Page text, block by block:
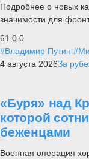
Подробнее о новых
значимости для
61 0 0
#Владимир Путин
4 августа 2026За
«Буря» над
которой
беженцами
Военная операция